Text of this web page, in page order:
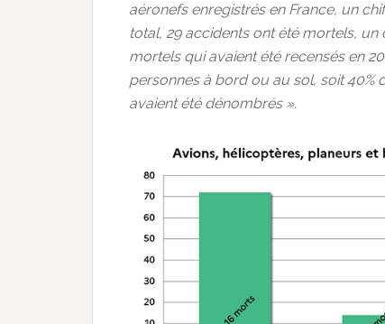
aéronefs enregistrés en France, un
total, 29 accidents ont été mortels, un
mortels qui avaient été recensés en
personnes à bord ou au sol, soit 40%
avaient été dénombrés ».